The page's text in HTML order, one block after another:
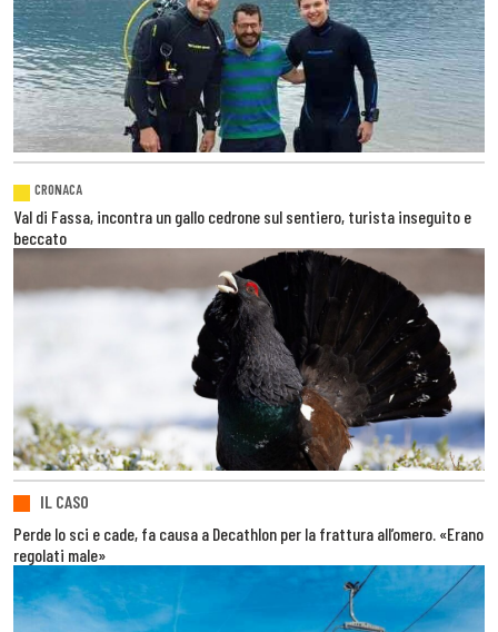
CRONACA
Val di Fassa, incontra un gallo cedrone sul sentiero, turista inseguito e
beccato
IL CASO
Perde lo sci e cade, fa causa a Decathlon per la frattura all’omero. «Erano
regolati male»